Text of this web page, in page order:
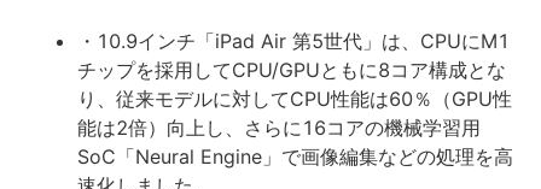
・10.9インチ「iPad Air 第5世代」は、CPUにM1
チップを採用してCPU/GPUともに8コア構成とな
り、従来モデルに対してCPU性能は60％（GPU性
能は2倍）向上し、さらに16コアの機械学習用
SoC「Neural Engine」で画像編集などの処理を高